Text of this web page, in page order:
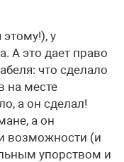
у
А это дает право
что сделало
на месте
а он сделал!
а он
возможности (и
упорством и